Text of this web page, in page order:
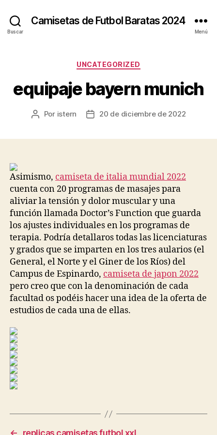
Buscar
Camisetas de Futbol Baratas 2024
Menú
Categorías
UNCATEGORIZED
equipaje bayern munich
Autor
Por istern
Fecha20 de diciembre de 2022
Asimismo, camiseta de italia mundial 2022
cuenta con 20 programas de masajes para
aliviar la tensión y dolor muscular y una
función llamada Doctor’s Function que guarda
los ajustes individuales en los programas de
terapia. Podría detallaros todas las licenciaturas
y grados que se imparten en los tres aularios (el
General, el Norte y el Giner de los Ríos) del
Campus de Espinardo, camiseta de japon 2022
pero creo que con la denominación de cada
facultad os podéis hacer una idea de la oferta de
estudios de cada una de ellas.
← replicas camisetas futbol xxl